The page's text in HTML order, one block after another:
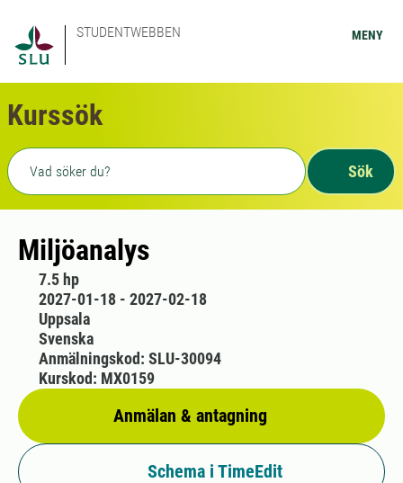
STUDENTWEBBEN MENY
Kurssök
Fritext sökning
Sök
Miljöanalys
7.5 hp
2027-01-18 - 2027-02-18
Uppsala
Svenska
Anmälan & antagning
Anmälningskod: SLU-30094
Kurskod: MX0159
Schema i TimeEdit